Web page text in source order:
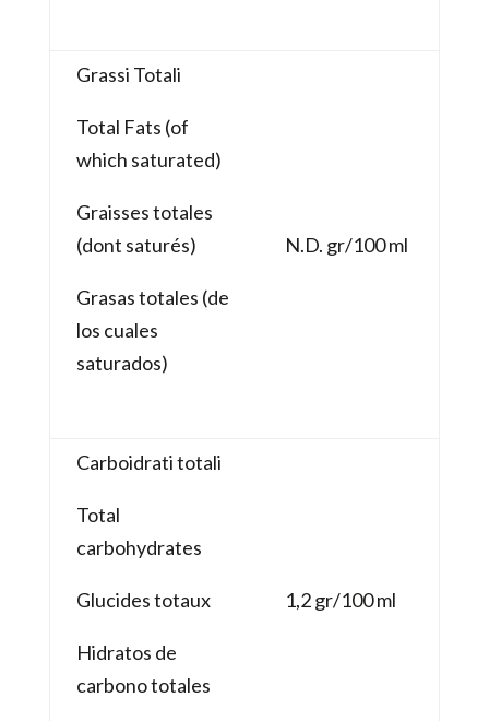
Grassi Totali
Total Fats (of
which saturated)
Graisses totales
(dont saturés)
Grasas totales (de
los cuales
saturados)
N.D. gr/100 ml
Carboidrati totali
Total
carbohydrates
Glucides totaux
Hidratos de
carbono totales
1,2 gr/100 ml